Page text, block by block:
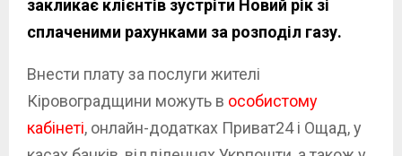
закликає клієнтів зустріти Новий рік зі
сплаченими рахунками за розподіл газу.
Внести плату за послуги жителі
Кіровоградщини можуть в особистому
кабінеті, онлайн-додатках Приват24 і Ощад, у